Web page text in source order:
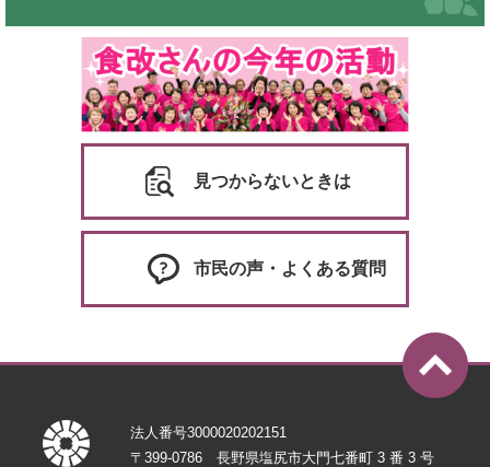
見つからないときは
市民の声・よくある質問
法人番号3000020202151
〒399-0786 長野県塩尻市大門七番町 3 番 3 号